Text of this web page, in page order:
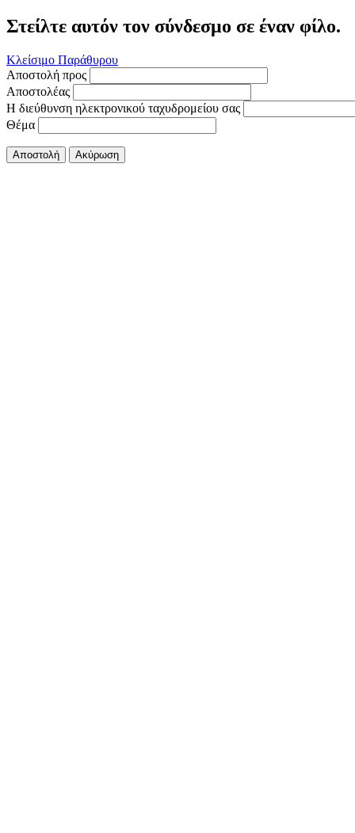
Στείλτε αυτόν τον σύνδεσμο σε έναν φίλο.
Κλείσιμο Παράθυρου
Αποστολή προς
Αποστολέας
Η διεύθυνση ηλεκτρονικού ταχυδρομείου σας
Θέμα
Αποστολή Ακύρωση